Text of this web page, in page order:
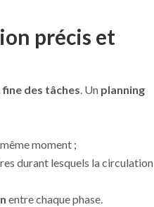
précis et
des tâches. Un planning
moment ;
durant lesquels la circulation
entre chaque phase.